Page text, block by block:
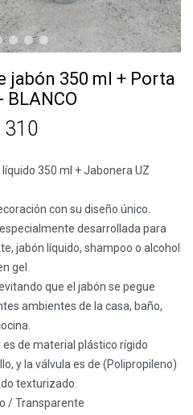
jabón 350 ml + Porta
BLANCO
310
350 ml + Jabonera UZ
con su diseño único.
desarrollada para
jabón líquido, shampoo o alcohol
gel.
que el jabón se pegue
ambientes de la casa, baño,
es de material plástico rígido
y la válvula es de (Polipropileno)
texturizado.
/ Transparente